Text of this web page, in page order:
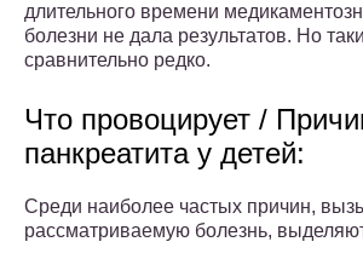
длительного времени
болезни не дала результатов. Но
сравнительно редко.
Что провоцирует /
панкреатита у детей:
Среди наиболее частых причин,
рассматриваемую болезнь,